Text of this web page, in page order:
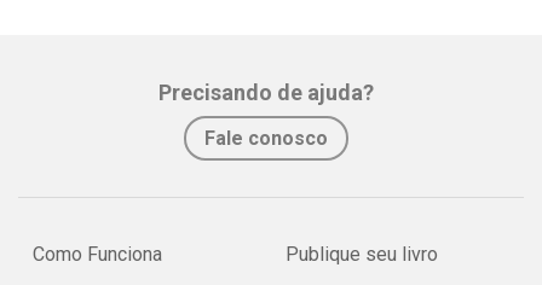
Precisando de ajuda?
Fale conosco
Como Funciona
Publique seu livro